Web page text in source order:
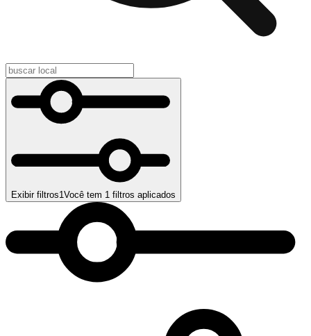
Exibir filtros1Você tem 1 filtros aplicados